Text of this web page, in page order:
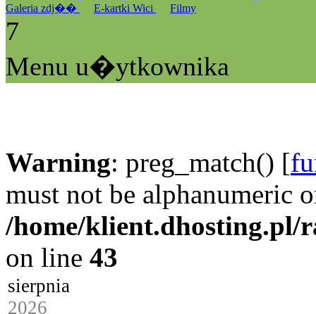
Galeria zdj�� E-kartki Wici Filmy
7
Menu u�ytkownika
Warning: preg_match() [
must not be alphanumeric
/home/klient.dhosting.pl/
on line 43
sierpnia
2026